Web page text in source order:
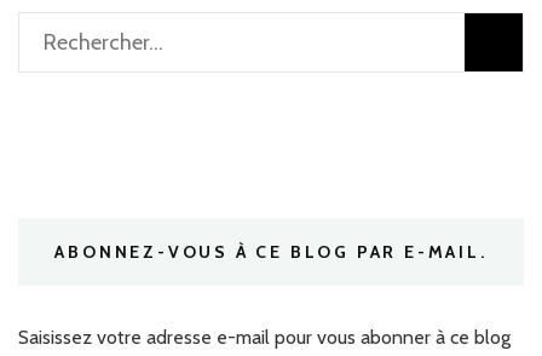
Rechercher :
ABONNEZ-VOUS À CE BLOG PAR E-MAIL.
Saisissez votre adresse e-mail pour vous abonner à ce blog